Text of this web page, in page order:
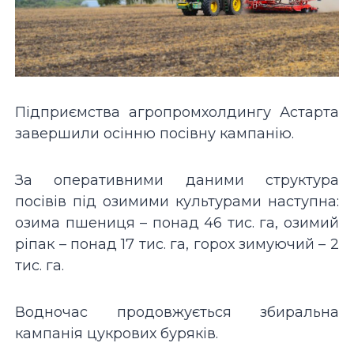
Підприємства агропромхолдингу Астарта
завершили осінню посівну кампанію.
За оперативними даними структура
посівів під озимими культурами наступна:
озима пшениця – понад 46 тис. га, озимий
ріпак – понад 17 тис. га, горох зимуючий – 2
тис. га.
Водночас продовжується збиральна
кампанія цукрових буряків.